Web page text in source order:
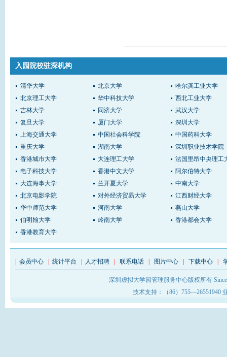
入园院校驻深机构
清华大学 北京大学
哈尔滨工业大学
北京理工大学
华中科技大学
西北工业大学
吉林大学
同济大学
武汉大学
复旦大学
厦门大学
深圳大学
上海交通大学
中国社会科学院
中国药科大学
重庆大学
湖南大学
深圳职业技术学院
香港城市大学
大连理工大学
法国里昂中央理工
电子科技大学
香港中文大学
阿尔伯特大学
大连海事大学
兰开夏大学
中南大学
北京电影学院
对外经济贸易大学
江西财经大学
华中师范大学
河南大学
燕山大学
伯明翰大学
岭南大学
香港都会大学
香港教育大学
会员中心 统计平台 人才招聘 联系电话 图片中心 下载中心
深圳虚拟大学园管理服务中心版权所有
技术支持：（86）755—26551940